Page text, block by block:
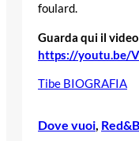
foulard.
Guarda qui il
https://youtu.be/
Tibe BIOGRAFIA
Dove vuoi